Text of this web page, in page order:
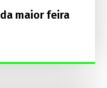
maior feira